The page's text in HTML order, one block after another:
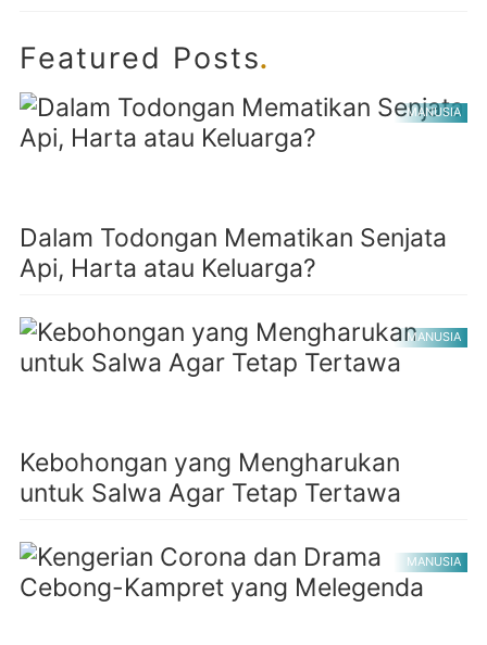
Featured Posts.
MANUSIA
Dalam Todongan Mematikan Senjata
Api, Harta atau Keluarga?
MANUSIA
Kebohongan yang Mengharukan
untuk Salwa Agar Tetap Tertawa
MANUSIA